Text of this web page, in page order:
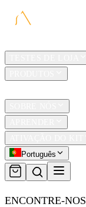
Português
ENCONTRE-